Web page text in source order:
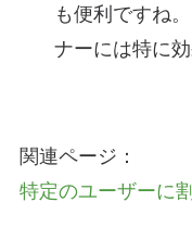
も便利ですね
ナーには特に効
関連ページ：
特定のユーザーに